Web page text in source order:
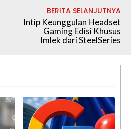
BERITA SELANJUTNYA
Intip Keunggulan Headset
Gaming Edisi Khusus
Imlek dari SteelSeries